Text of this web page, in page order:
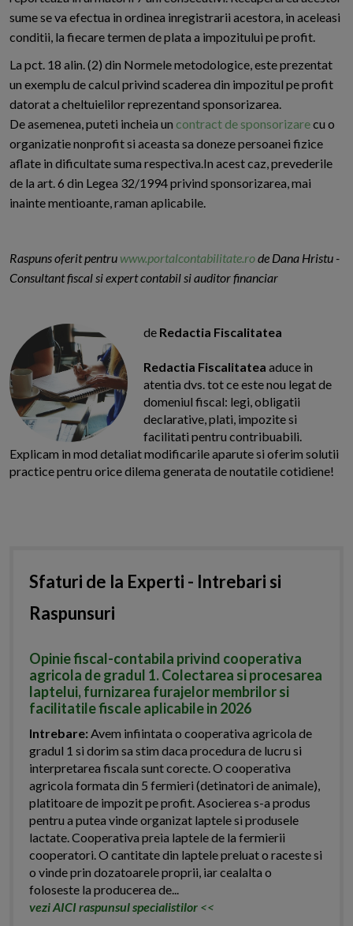
sume se va efectua in ordinea inregistrarii acestora, in aceleasi
conditii, la fiecare termen de plata a impozitului pe profit.
La pct. 18 alin. (2) din Normele metodologice, este prezentat
un exemplu de calcul privind scaderea din impozitul pe profit
datorat a cheltuielilor reprezentand sponsorizarea.
De asemenea, puteti incheia un contract de sponsorizarecu o
organizatie nonprofit si aceasta sa doneze persoanei fizice
aflate in dificultate suma respectiva.In acest caz, prevederile
de la art. 6 din Legea 32/1994 privind sponsorizarea, mai
inainte mentioante, raman aplicabile.
Raspuns oferit pentru www.portalcontabilitate.rode Dana Hristu -
Consultant fiscal si expert contabil si auditor financiar
de Redactia Fiscalitatea
Redactia Fiscalitatea aduce in
atentia dvs. tot ce este nou legat de
domeniul fiscal: legi, obligatii
declarative, plati, impozite si
facilitati pentru contribuabili.
Explicam in mod detaliat modificarile aparute si oferim solutii
practice pentru orice dilema generata de noutatile cotidiene!
Sfaturi de la Experti - Intrebari si
Raspunsuri
Opinie fiscal-contabila privind cooperativa
agricola de gradul 1. Colectarea si procesarea
laptelui, furnizarea furajelor membrilor si
facilitatile fiscale aplicabile in 2026
Intrebare:Avem infiintata o cooperativa agricola de
gradul 1 si dorim sa stim daca procedura de lucru si
interpretarea fiscala sunt corecte. O cooperativa
agricola formata din 5 fermieri (detinatori de animale),
platitoare de impozit pe profit. Asocierea s-a produs
pentru a putea vinde organizat laptele si produsele
lactate. Cooperativa preia laptele de la fermierii
cooperatori. O cantitate din laptele preluat o raceste si
o vinde prin dozatoarele proprii, iar cealalta o
foloseste la producerea de...
vezi AICI raspunsul specialistilor <<